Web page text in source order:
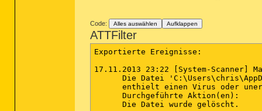
Code: Alles auswählen Aufklappen
ATTFilter
Exportierte Ereignisse:
17.11.2013 23:22 [System-Scanner]
Die Datei
enthielt einen Virus oder
      Durchgeführte Aktion(en):
      Die Datei wurde gelöscht.